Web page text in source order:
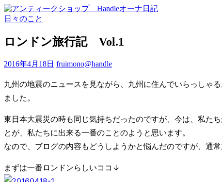
日々のこと
ロンドン旅行記 Vol.1
2016年4月18日 fruimono@handle
九州の地震のニュースを見ながら、九州に住んでいらっしゃ
ました。
東日本大震災の時も同じ気持ちだったのですが、今は、私た
とが、私たちに出来る一番のことのようと思います。
なので、ブログの内容もどうしようかと悩んだのですが、通
まずは一番ロンドンらしいココ↓